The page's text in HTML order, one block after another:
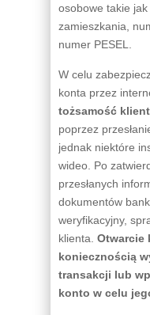
osobowe takie
zamieszkania,
numer PESEL.
W celu
konta przez
tożsamość
poprzez
jednak niektóre
wideo. Po
przesłanych
dokumentów
weryfikacyjny,
klienta. Otwarcie
koniecznością
transakcji lub
konto w celu